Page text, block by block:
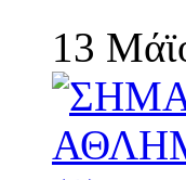
13